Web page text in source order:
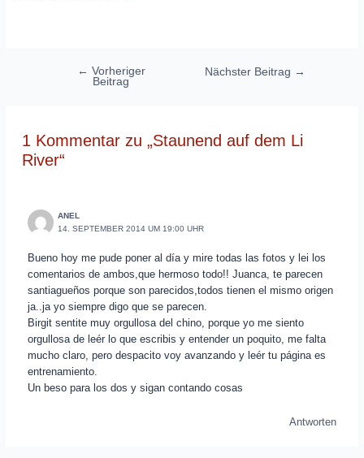
Beitragsnavigation
← Vorheriger
Beitrag
Nächster Beitrag →
1 Kommentar zu „Staunend auf dem Li
River“
ANEL
14. SEPTEMBER 2014 UM 19:00 UHR
Bueno hoy me pude poner al día y mire todas las fotos y lei los
comentarios de ambos,que hermoso todo!! Juanca, te parecen
santiagueños porque son parecidos,todos tienen el mismo origen
ja..ja yo siempre digo que se parecen.
Birgit sentite muy orgullosa del chino, porque yo me siento
orgullosa de leér lo que escribis y entender un poquito, me falta
mucho claro, pero despacito voy avanzando y leér tu página es
entrenamiento.
Un beso para los dos y sigan contando cosas
Antworten